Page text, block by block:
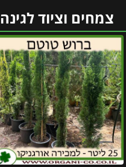
צמחים וציוד לגינה